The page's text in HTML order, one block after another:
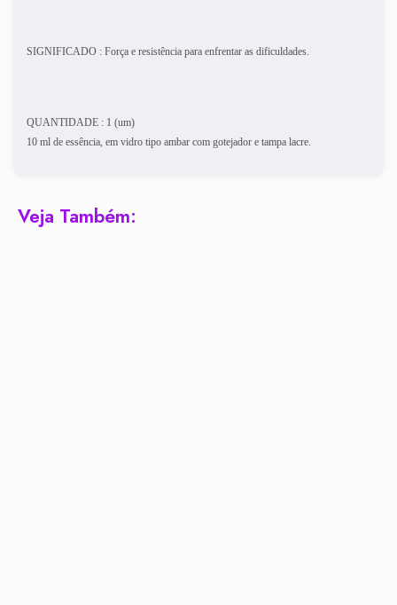
SIGNIFICADO : Força e resistência para enfrentar as dificuldades.
QUANTIDADE : 1 (um)
10 ml de essência, em vidro tipo ambar com gotejador e tampa lacre.
Veja Também: